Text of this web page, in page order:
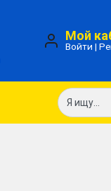
Мой
Войти |